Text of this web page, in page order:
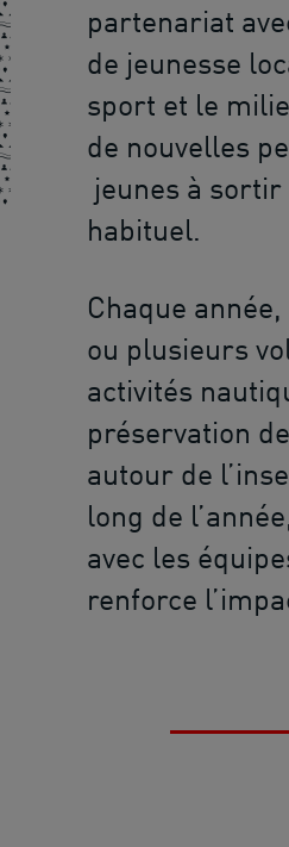
partenariat
de jeunesse
sport et le
de nouvelles
jeunes à sortir
habituel.
Chaque
ou plusieurs
activités
préservation
autour de
long de
avec les
renforce